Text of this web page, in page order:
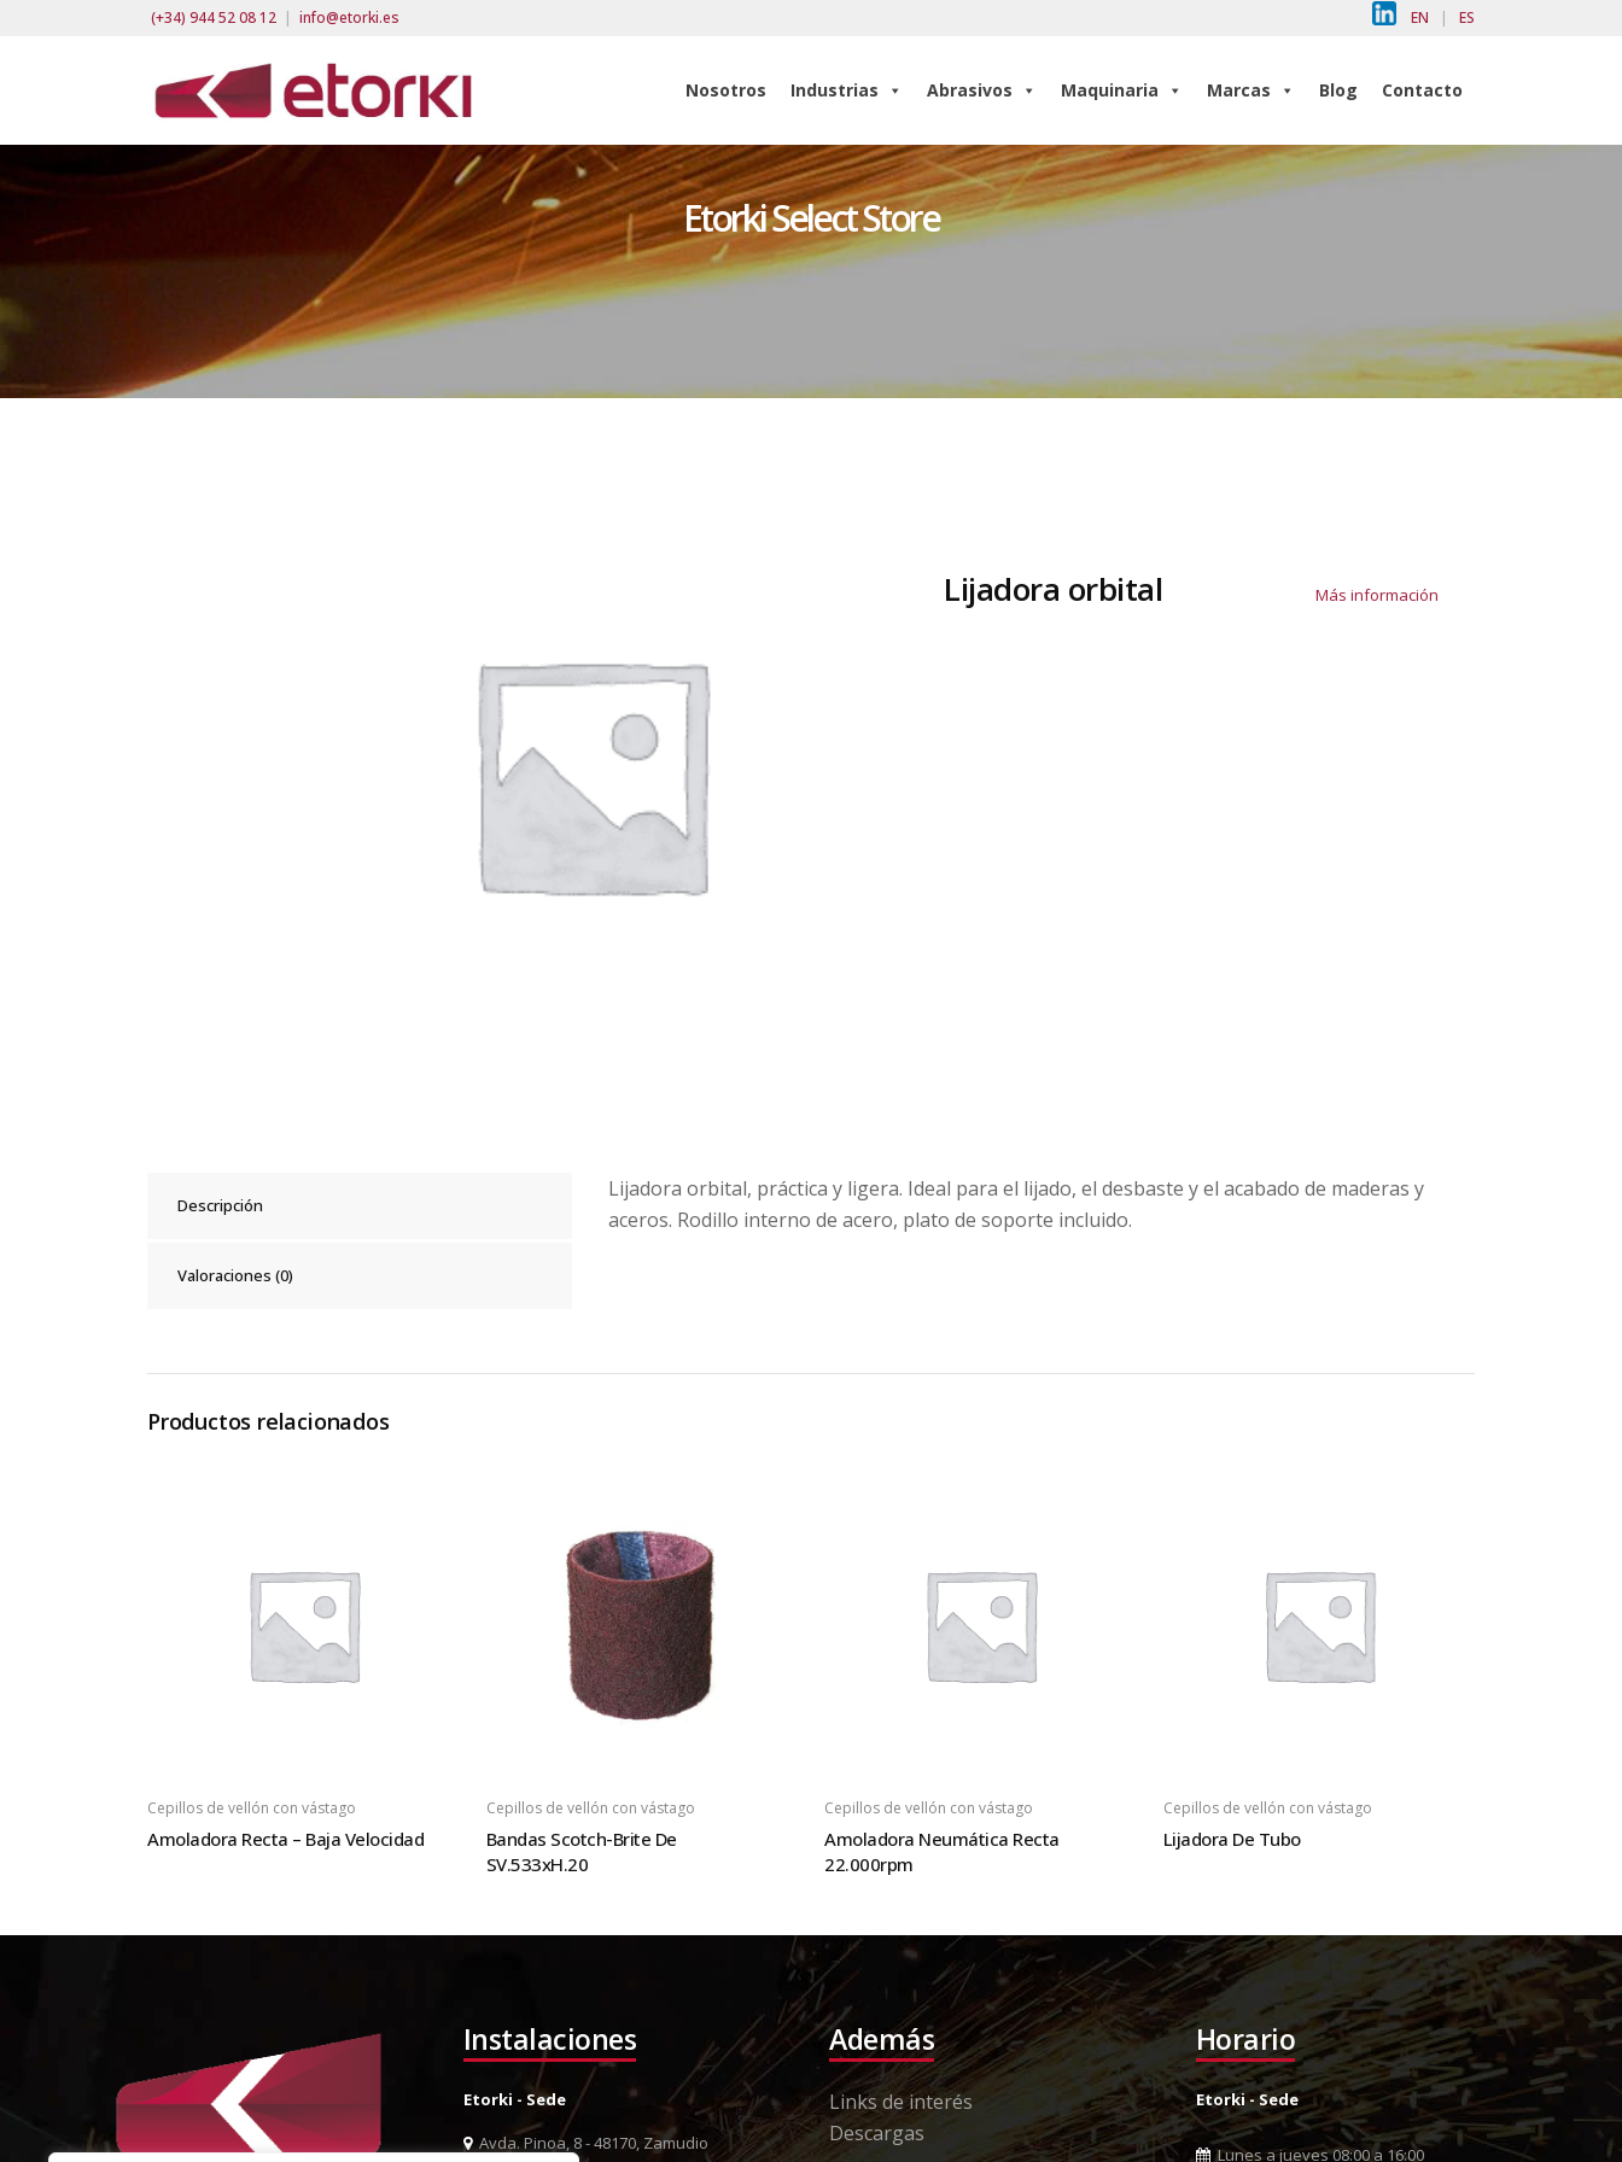
(+34) 944 52 08 12 | info@etorki.es EN | ES
Nosotros Industrias Abrasivos Maquinaria Marcas Blog Contacto
Etorki Select Store
Lijadora orbital Más información
Descripción
Valoraciones (0)
Lijadora orbital, práctica y ligera. Ideal para el lijado, el desbaste y el acabado de maderas y
aceros. Rodillo interno de acero, plato de soporte incluido.
Productos relacionados
Cepillos de vellón con vástago
Amoladora Recta – Baja Velocidad
Cepillos de vellón con vástago
Bandas Scotch-Brite De
SV.533xH.20
Cepillos de vellón con vástago
Amoladora Neumática Recta
22.000rpm
Cepillos de vellón con vástago
Lijadora De Tubo
Instalaciones
Etorki - Sede
Avda. Pinoa, 8 - 48170, Zamudio
Además
Links de interés
Descargas
Horario
Etorki - Sede
Lunes a jueves 08:00 a 16:00